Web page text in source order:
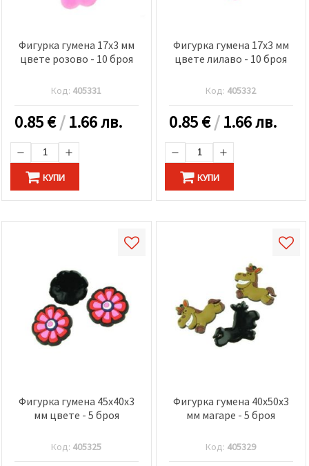
Фигурка гумена 17x3 мм
цвете розово - 10 броя
Код: 405331
0.85€/1.66 лв.
КУПИ
Фигурка гумена 17x3 мм
цвете лилаво - 10 броя
Код: 405332
0.85€/1.66 лв.
КУПИ
Фигурка гумена 45x40x3
мм цвете - 5 броя
Код: 405325
Фигурка гумена 40x50x3
мм магаре - 5 броя
Код: 405329